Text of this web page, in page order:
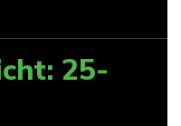
25-